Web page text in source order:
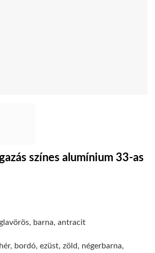
színes alumínium 33-as
barna, antracit
bordó, ezüst, zöld, négerbarna,